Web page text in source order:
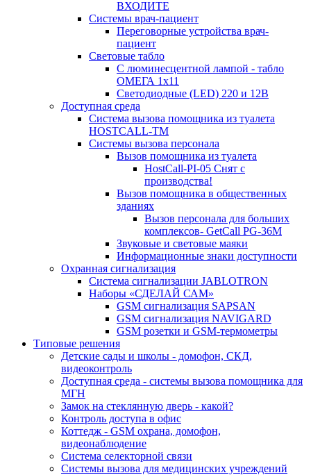
ВХОДИТЕ
Системы врач-пациент
Переговорные устройства врач-
пациент
Световые табло
С люминесцентной лампой - табло
ОМЕГА 1х11
Светодиодные (LED) 220 и 12В
Доступная среда
Система вызова помощника из туалета
HOSTCALL-TM
Системы вызова персонала
Вызов помощника из туалета
HostCall-PI-05 Снят с
производства!
Вызов помощника в общественных
зданиях
Вызов персонала для больших
комплексов- GetCall PG-36M
Звуковые и световые маяки
Информационные знаки доступности
Охранная сигнализация
Система сигнализации JABLOTRON
Наборы «СДЕЛАЙ САМ»
GSM сигнализация SAPSAN
GSM сигнализация NAVIGARD
GSM розетки и GSM-термометры
Типовые решения
Детские сады и школы - домофон, СКД,
видеоконтроль
Доступная среда - системы вызова помощника для
МГН
Замок на стеклянную дверь - какой?
Контроль доступа в офис
Коттедж - GSM охрана, домофон,
видеонаблюдение
Система селекторной связи
Системы вызова для медицинских учреждений